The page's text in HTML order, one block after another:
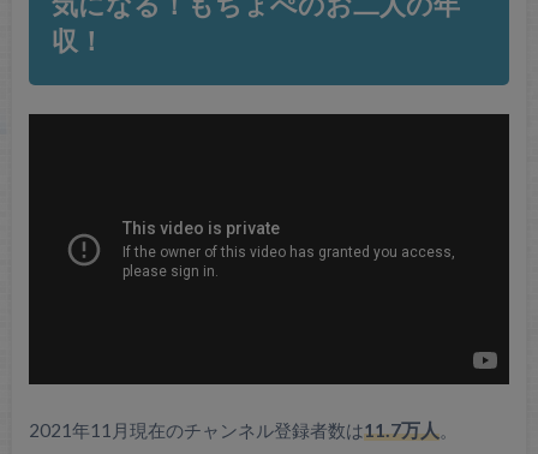
収！
2021年11月現在のチャンネル登録者数は11.7万人。